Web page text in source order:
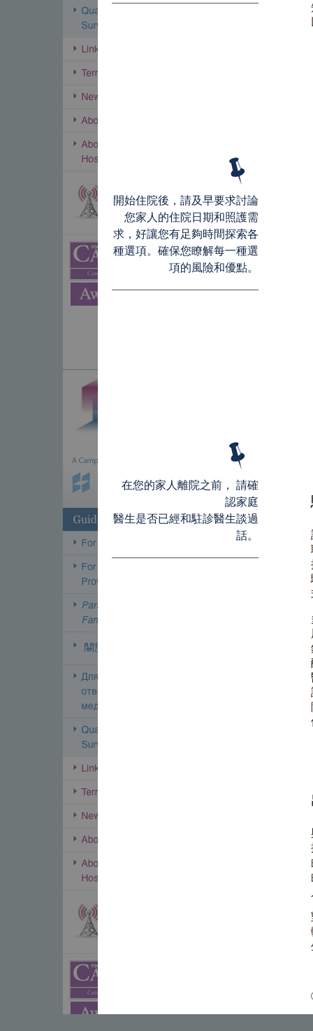
開始住院後，請及早要求討論
您家人的住院日期和照護需
求，好讓您有足夠時間探索各
種選項。確保您瞭解每一種選
項的風險和優點。
在您的家人離院之前， 請確
認家庭
醫生是否已經和駐診醫生談過
話。